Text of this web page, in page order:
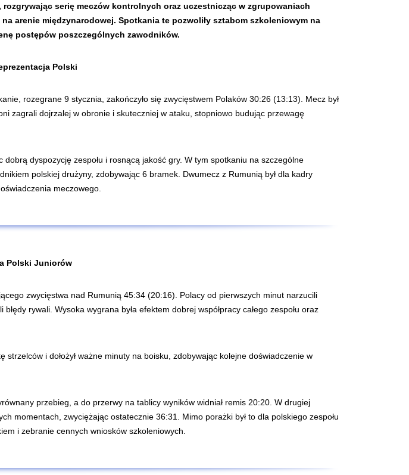
serię meczów kontrolnych oraz uczestnicząc w zgrupowaniach
arenie międzynarodowej. Spotkania te pozwoliły sztabom szkoleniowym na
postępów poszczególnych zawodników.
Polski
rozegrane 9 stycznia, zakończyło się zwycięstwem Polaków 30:26 (13:13). Mecz był
zagrali dojrzalej w obronie i skuteczniej w ataku, stopniowo budując przewagę
dyspozycję zespołu i rosnącą jakość gry. W tym spotkaniu na szczególne
polskiej drużyny, zdobywając 6 bramek. Dwumecz z Rumunią był dla kadry
meczowego.
Polski Juniorów
zwycięstwa nad Rumunią 45:34 (20:16). Polacy od pierwszych minut narzucili
rywali. Wysoka wygrana była efektem dobrej współpracy całego zespołu oraz
strzelców i dołożył ważne minuty na boisku, zdobywając kolejne doświadczenie w
przebieg, a do przerwy na tablicy wyników widniał remis 20:20. W drugiej
momentach, zwyciężając ostatecznie 36:31. Mimo porażki był to dla polskiego zespołu
i zebranie cennych wniosków szkoleniowych.